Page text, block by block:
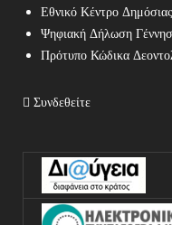
Εθνικό Κέντρο
Ψηφιακή Δήλωση
Πρότυπο Κώδικα
Συνδεθείτε